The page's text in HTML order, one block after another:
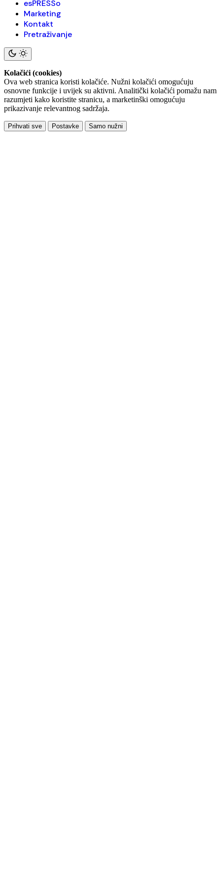
esPRESSo
Marketing
Kontakt
Pretraživanje
Kolačići (cookies)
Ova web stranica koristi kolačiće. Nužni kolačići omogućuju
osnovne funkcije i uvijek su aktivni. Analitički kolačići pomažu nam
razumjeti kako koristite stranicu, a marketinški omogućuju
prikazivanje relevantnog sadržaja.
Prihvati sve Postavke Samo nužni